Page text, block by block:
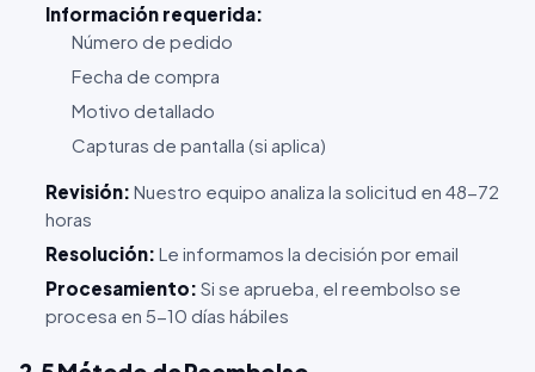
Información requerida:
Número de pedido
Fecha de compra
Motivo detallado
Capturas de pantalla (si aplica)
Revisión: Nuestro equipo analiza la solicitud en 48-72
horas
Resolución: Le informamos la decisión por email
Procesamiento: Si se aprueba, el reembolso se
procesa en 5-10 días hábiles